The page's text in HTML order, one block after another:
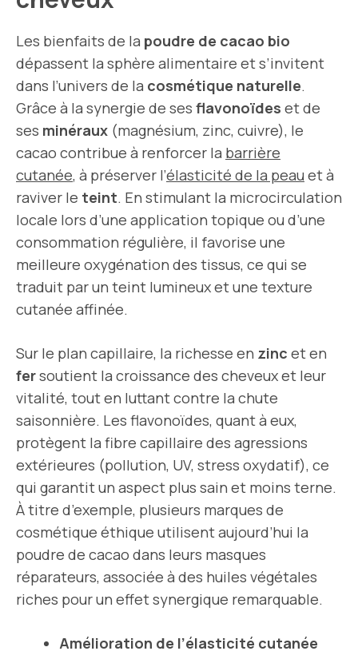
Les bienfaits de la poudre de cacao bio
dépassent la sphère alimentaire et s’invitent
dans l’univers de la cosmétique naturelle.
Grâce à la synergie de ses flavonoïdes et de
ses minéraux (magnésium, zinc, cuivre), le
cacao contribue à renforcer la barrière
cutanée, à préserver l’élasticité de la peau et à
raviver le teint. En stimulant la microcirculation
locale lors d’une application topique ou d’une
consommation régulière, il favorise une
meilleure oxygénation des tissus, ce qui se
traduit par un teint lumineux et une texture
cutanée affinée.
Sur le plan capillaire, la richesse en zinc et en
fersoutient la croissance des cheveux et leur
vitalité, tout en luttant contre la chute
saisonnière. Les flavonoïdes, quant à eux,
protègent la fibre capillaire des agressions
extérieures (pollution, UV, stress oxydatif), ce
qui garantit un aspect plus sain et moins terne.
À titre d’exemple, plusieurs marques de
cosmétique éthique utilisent aujourd’hui la
poudre de cacao dans leurs masques
réparateurs, associée à des huiles végétales
riches pour un effet synergique remarquable.
Amélioration de l’élasticité cutanée